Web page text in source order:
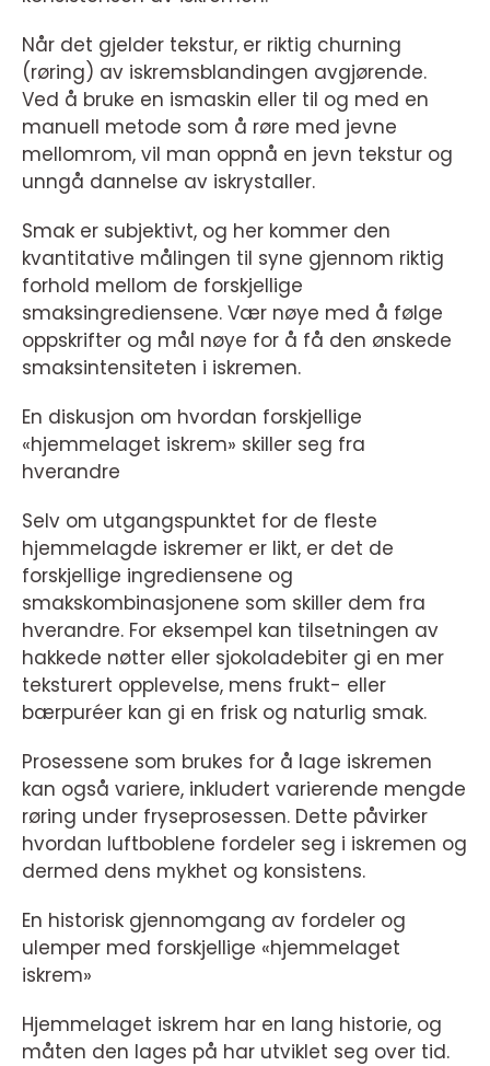
Når det gjelder tekstur, er riktig churning
(røring) av iskremsblandingen avgjørende.
Ved å bruke en ismaskin eller til og med en
manuell metode som å røre med jevne
mellomrom, vil man oppnå en jevn tekstur og
unngå dannelse av iskrystaller.
Smak er subjektivt, og her kommer den
kvantitative målingen til syne gjennom riktig
forhold mellom de forskjellige
smaksingrediensene. Vær nøye med å følge
oppskrifter og mål nøye for å få den ønskede
smaksintensiteten i iskremen.
En diskusjon om hvordan forskjellige
«hjemmelaget iskrem» skiller seg fra
hverandre
Selv om utgangspunktet for de fleste
hjemmelagde iskremer er likt, er det de
forskjellige ingrediensene og
smakskombinasjonene som skiller dem fra
hverandre. For eksempel kan tilsetningen av
hakkede nøtter eller sjokoladebiter gi en mer
teksturert opplevelse, mens frukt- eller
bærpuréer kan gi en frisk og naturlig smak.
Prosessene som brukes for å lage iskremen
kan også variere, inkludert varierende mengde
røring under fryseprosessen. Dette påvirker
hvordan luftboblene fordeler seg i iskremen og
dermed dens mykhet og konsistens.
En historisk gjennomgang av fordeler og
ulemper med forskjellige «hjemmelaget
iskrem»
Hjemmelaget iskrem har en lang historie, og
måten den lages på har utviklet seg over tid.